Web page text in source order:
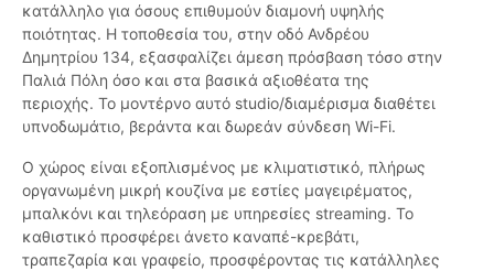
κατάλληλο για όσους επιθυμούν διαμονή υψηλής
ποιότητας. Η τοποθεσία του, στην οδό Ανδρέου
Δημητρίου 134, εξασφαλίζει άμεση πρόσβαση τόσο στην
Παλιά Πόλη όσο και στα βασικά αξιοθέατα της
περιοχής. Το μοντέρνο αυτό studio/διαμέρισμα διαθέτει
υπνοδωμάτιο, βεράντα και δωρεάν σύνδεση Wi-Fi.
Ο χώρος είναι εξοπλισμένος με κλιματιστικό, πλήρως
οργανωμένη μικρή κουζίνα με εστίες μαγειρέματος,
μπαλκόνι και τηλεόραση με υπηρεσίες streaming. Το
καθιστικό προσφέρει άνετο καναπέ-κρεβάτι,
τραπεζαρία και γραφείο, προσφέροντας τις κατάλληλες